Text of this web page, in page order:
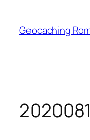
content
Geocaching